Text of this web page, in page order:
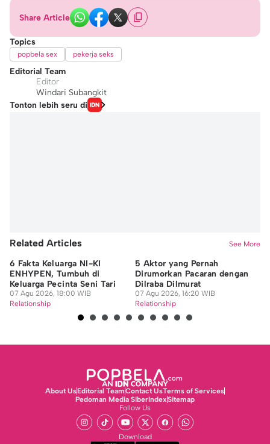
Share Article
Topics
popbela sex pekerja seks
Editorial Team
Editor
Windari Subangkit
Tonton lebih seru di
Related Articles See More
6 Fakta Keluarga NI-KI
ENHYPEN, Tumbuh di
Keluarga Pecinta Seni Tari
07 Agu 2026, 18:00 WIB
Relationship
5 Aktor yang Pernah
Dirumorkan Pacaran dengan
Dilraba Dilmurat
07 Agu 2026, 16:20 WIB
Relationship
About UsEditorial TeamContact UsTerms of Services
Pedoman Media SiberIndexSitemap
Follow Us
Download